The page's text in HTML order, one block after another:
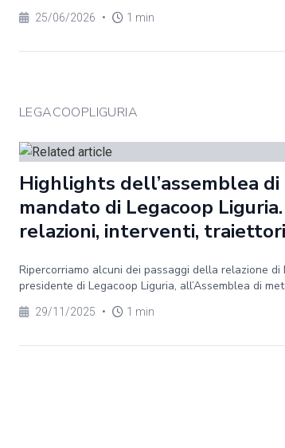
25/06/2026 • 1 min
LEGACOOPLIGURIA
Highlights dell’assemblea di
mandato di Legacoop
relazioni, interventi,
Ripercorriamo alcuni dei passaggi della relazione di
presidente di Legacoop Liguria, all’Assemblea di
29/11/2025 • 1 min